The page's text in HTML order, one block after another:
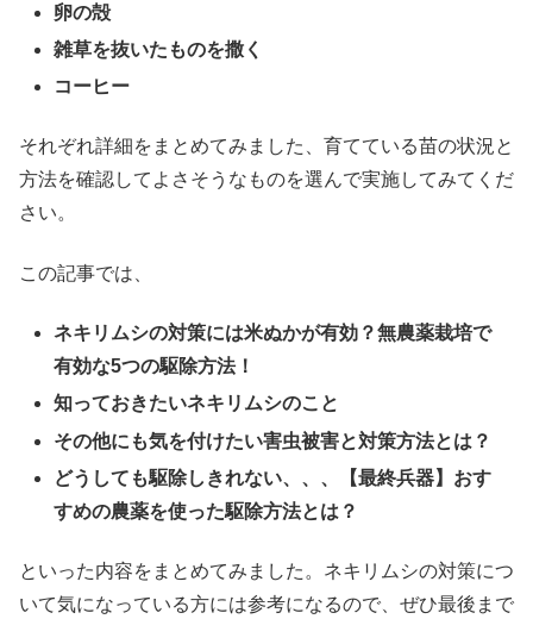
卵の殻
雑草を抜いたものを撒く
コーヒー
それぞれ詳細をまとめてみました、育てている苗の状況と
方法を確認してよさそうなものを選んで実施してみてくだ
さい。
この記事では、
ネキリムシの対策には米ぬかが有効？無農薬栽培で
有効な5つの駆除方法！
知っておきたいネキリムシのこと
その他にも気を付けたい害虫被害と対策方法とは？
どうしても駆除しきれない、、、【最終兵器】おす
すめの農薬を使った駆除方法とは？
といった内容をまとめてみました。ネキリムシの対策につ
いて気になっている方には参考になるので、ぜひ最後まで